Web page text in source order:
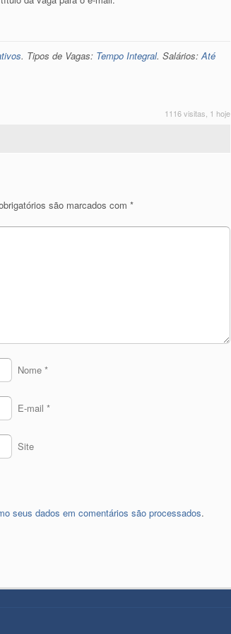
. Tipos de Vagas: Tempo Integral. Salários:Até
1116 visitas, 1 hoje
são marcados com *
Nome *
E-mail *
Site
seus dados em comentários são processados.